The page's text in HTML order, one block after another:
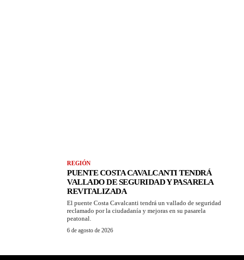
REGIÓN
PUENTE COSTA CAVALCANTI TENDRÁ
VALLADO DE SEGURIDAD Y PASARELA
REVITALIZADA
El puente Costa Cavalcanti tendrá un vallado de seguridad
reclamado por la ciudadanía y mejoras en su pasarela
peatonal.
6 de agosto de 2026